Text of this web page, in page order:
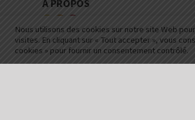
A PROPOS
Manifesto
Nous contacter
Nous utilisons des cookies sur notre site Web
visites. En cliquant sur « Tout accepter », vous
cookies » pour fournir un consentement contrôlé.